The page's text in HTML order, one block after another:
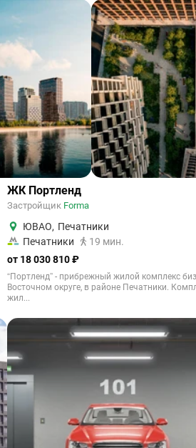
ЖК Портленд
Застройщик Forma
ЮВАО, Печатники
Печатники
19 мин.
от 18 030 810 ₽
“Портленд” - прибрежный жилой комплекс
Восточном округе, в районе Печатники.
жил...